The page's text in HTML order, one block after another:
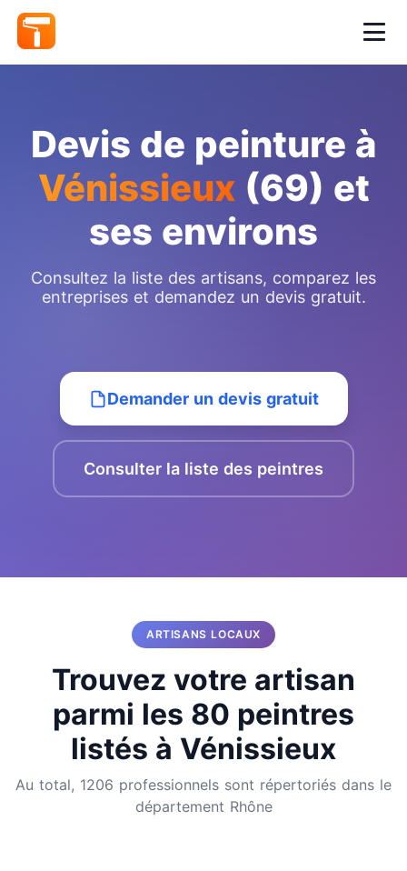
Devis de peinture à
Vénissieux(69) et
ses environs
Consultez la liste des artisans, comparez les
entreprises et demandez un devis gratuit.
Demander un devis gratuit
Consulter la liste des peintres
ARTISANS LOCAUX
Trouvez votre artisan
parmi les 80 peintres
listés à Vénissieux
Au total, 1206 professionnels sont répertoriés dans le
département Rhône